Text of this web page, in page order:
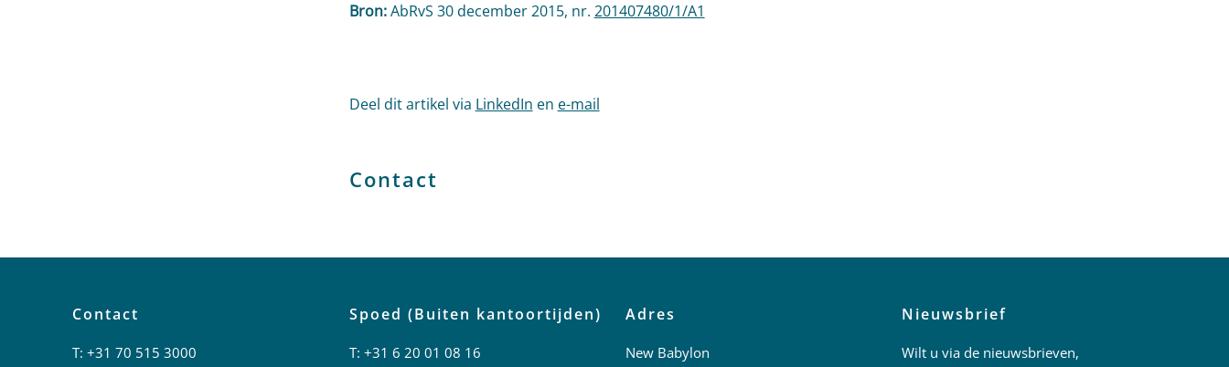
Bron:AbRvS 30 december 2015, nr. 201407480/1/A1
Deel dit artikel via LinkedIn en e-mail
Contact
Contact
T:+31 70 515 3000
Spoed (Buiten kantoortijden)
T: +31 6 20 01 08 16
Adres
New Babylon
Nieuwsbrief
Wilt u via de nieuwsbrieven,